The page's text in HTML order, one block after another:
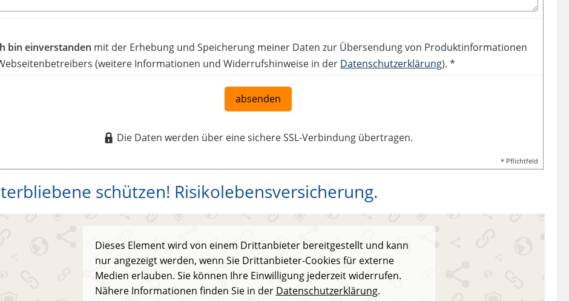
bin einverstanden mit der Erhebung und Speicherung meiner Daten zur Übersendung von Produktinformationen
(weitere Informationen und Widerrufshinweise in der Datenschutzerklärung). *
absenden
Die Daten werden über eine sichere SSL-Verbindung übertragen.
* Pflichtfeld
schützen! Risikolebensversicherung.
Dieses Element wird von einem Drittanbieter bereitgestellt und kann
nur angezeigt werden, wenn Sie Drittanbieter-Cookies für externe
Medien erlauben. Sie können Ihre Einwilligung jederzeit widerrufen.
Nähere Informationen finden Sie in der Datenschutzerklärung.